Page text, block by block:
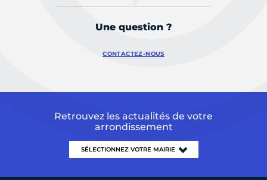
Une question ?
CONTACTEZ-NOUS
Retrouvez les actualités de votre
arrondissement